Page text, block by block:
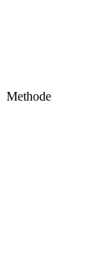
Methode